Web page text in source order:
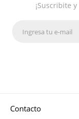
Contacto
¡Suscribite